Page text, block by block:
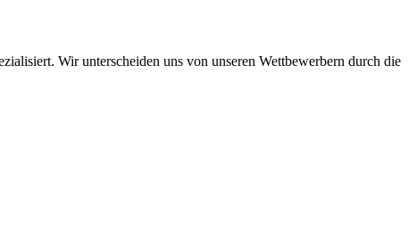
Wir unterscheiden uns von unseren Wettbewerbern durch die